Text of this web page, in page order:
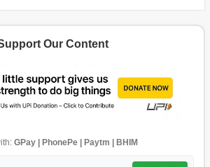
Our Content
GPay | PhonePe | Paytm | BHIM